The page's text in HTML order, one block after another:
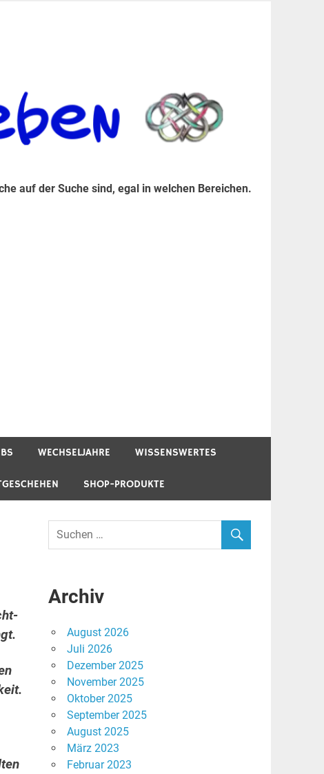
auf der Suche sind, egal in welchen Bereichen.
WECHSELJAHRE WISSENSWERTES
SHOP-PRODUKTE
Archiv
August 2026
Juli 2026
Dezember 2025
November 2025
Oktober 2025
September 2025
August 2025
März 2023
Februar 2023